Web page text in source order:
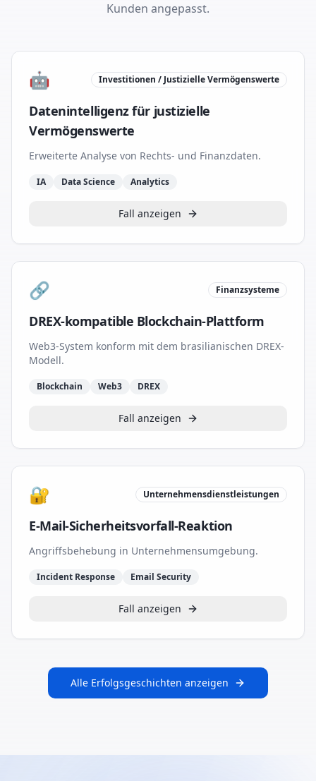
Kunden angepasst.
🤖 Investitionen / Justizielle Vermögenswerte
Datenintelligenz für justizielle
Vermögenswerte
Erweiterte Analyse von Rechts- und Finanzdaten.
IA Data Science Analytics
Fall anzeigen
🔗 Finanzsysteme
DREX-kompatible Blockchain-Plattform
Web3-System konform mit dem brasilianischen DREX-
Modell.
Blockchain Web3 DREX
Fall anzeigen
🔐 Unternehmensdienstleistungen
E-Mail-Sicherheitsvorfall-Reaktion
Angriffsbehebung in Unternehmensumgebung.
Incident Response Email Security
Fall anzeigen
Alle Erfolgsgeschichten anzeigen